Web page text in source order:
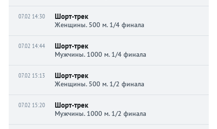
07.02 14:30 Шорт-трек
Женщины. 500 м. 1/4 финала
07.02 14:44 Шорт-трек
Мужчины. 1000 м. 1/4 финала
07.02 15:13 Шорт-трек
Женщины. 500 м. 1/2 финала
07.02 15:20 Шорт-трек
Мужчины. 1000 м. 1/2 финала